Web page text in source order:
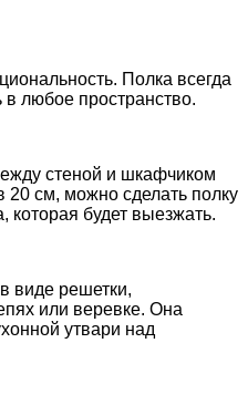
Полка всегда
в любое пространство.
стеной и шкафчиком
20 см, можно сделать полку
которая будет выезжать.
виде решетки,
или веревке. Она
утвари над